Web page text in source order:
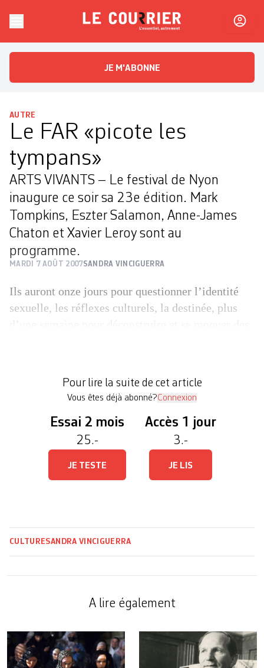
Le CourrierL'essentiel, autrement
JE M'ABONNE
AUTRE
Le FAR «picote les
tympans»
ARTS VIVANTS – Le festival de Nyon
inaugure ce soir sa 23e édition. Mark
Tompkins, Eszter Salamon, Anne-James
Chaton et Xavier Leroy sont au
programme.
MARDI 7 AOÛT 2007SANDRA VINCIGUERRA
Ils auront onze jours pour questionner l’identité
sexuelle, les réflexes culturels, la destinée, plus
pour le 23e Festival des arts vivants (FAR), […]
Pour lire la suite de cet article
Vous êtes déjà abonné?Connexion
Essai 2 mois
25.-
JE TESTE
Accès 1 jour
3.-
JE LIS
CULTURESANDRA VINCIGUERRA
A lire également